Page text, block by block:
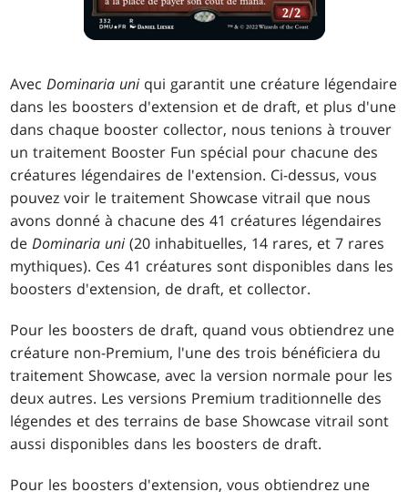
AvecDominaria uni qui garantit une créature légendaire
dans les boosters d'extension et de draft, et plus d'une
dans chaque booster collector, nous tenions à trouver
un traitement Booster Fun spécial pour chacune des
créatures légendaires de l'extension. Ci-dessus, vous
pouvez voir le traitement Showcase vitrail que nous
avons donné à chacune des 41 créatures légendaires
deDominaria uni (20 inhabituelles, 14 rares, et 7 rares
mythiques). Ces 41 créatures sont disponibles dans les
boosters d'extension, de draft, et collector.
Pour les boosters de draft, quand vous obtiendrez une
créature non-Premium, l'une des trois bénéficiera du
traitement Showcase, avec la version normale pour les
deux autres. Les versions Premium traditionnelle des
légendes et des terrains de base Showcase vitrail sont
aussi disponibles dans les boosters de draft.
Pour les boosters d'extension, vous obtiendrez une